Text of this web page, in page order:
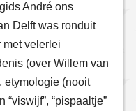
André ons
Delft was ronduit
met velerlei
(over Willem van
etymologie (nooit
“pispaaltje”